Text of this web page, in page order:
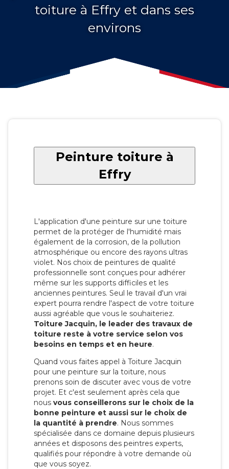
toiture à Effry et dans ses
environs
Peinture toiture à
Effry
L'application d'une peinture sur une toiture
permet de la protéger de l'humidité mais
également de la corrosion, de la pollution
atmosphérique ou encore des rayons ultras
violet. Nos choix de peintures de qualité
professionnelle sont conçues pour adhérer
même sur les supports difficiles et les
anciennes peintures. Seul le travail d'un vrai
expert pourra rendre l'aspect de votre toiture
aussi agréable que vous le souhaiteriez.
Toiture Jacquin, le leader des travaux de
toiture reste à votre service selon vos
besoins en temps et en heure.
Quand vous faites appel à Toiture Jacquin
pour une peinture sur la toiture, nous
prenons soin de discuter avec vous de votre
projet. Et c'est seulement après cela que
nous vous conseillerons sur le choix de la
bonne peinture et aussi sur le choix de
la quantité à prendre. Nous sommes
spécialisée dans ce domaine depuis plusieurs
années et disposons des peintres experts,
qualifiés pour répondre à votre demande où
que vous soyez.